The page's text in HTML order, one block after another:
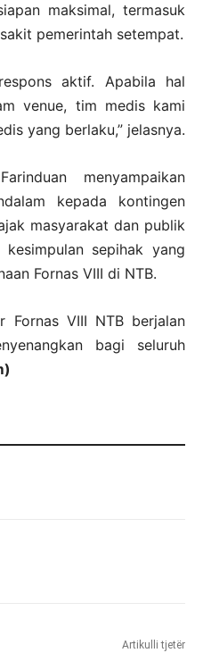
maksimal, termasuk
pemerintah setempat.
aktif. Apabila hal
venue, tim medis kami
yang berlaku,” jelasnya.
menyampaikan
kepada kontingen
masyarakat dan publik
sepihak yang
Fornas VIII di NTB.
Fornas VIII NTB berjalan
bagi seluruh
Artikulli tjetër